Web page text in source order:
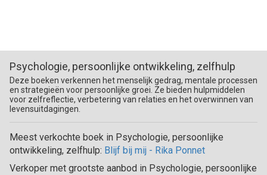
Psychologie, persoonlijke ontwikkeling, zelfhulp
Deze boeken verkennen het menselijk gedrag, mentale processen
en strategieën voor persoonlijke groei. Ze bieden hulpmiddelen
voor zelfreflectie, verbetering van relaties en het overwinnen van
levensuitdagingen.
Meest verkochte boek in Psychologie, persoonlijke
ontwikkeling, zelfhulp: Blijf bij mij - Rika Ponnet
Verkoper met grootste aanbod in Psychologie, persoonlijke